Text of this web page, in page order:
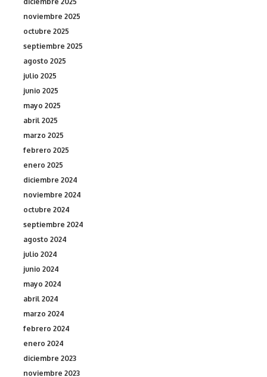
noviembre 2025
octubre 2025
septiembre 2025
agosto 2025
julio 2025
junio 2025
mayo 2025
abril 2025
marzo 2025
febrero 2025
enero 2025
diciembre 2024
noviembre 2024
octubre 2024
septiembre 2024
agosto 2024
julio 2024
junio 2024
mayo 2024
abril 2024
marzo 2024
febrero 2024
enero 2024
diciembre 2023
noviembre 2023